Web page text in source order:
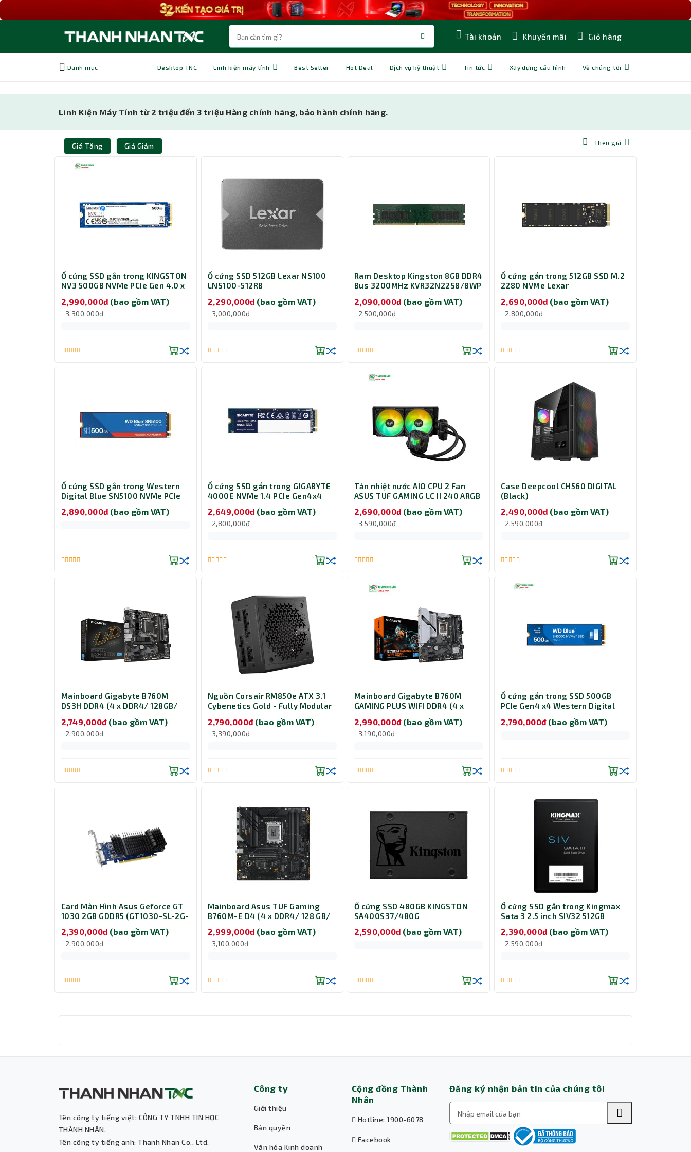
Tài khoản Khuyến mãi Giỏ hàng
Danh mục Desktop TNC Linh kiện máy tính Best Seller Hot Deal Dịch vụ kỹ thuật Tin tức Xây dựng cấu hình Về chúng tôi
Linh Kiện Máy Tính từ 2 triệu đến 3 triệu Hàng chính hãng, bảo hành chính hãng.
Giá Tăng Giá Giảm Theo giá
Ổ cứng SSD gắn trong KINGSTON
NV3 500GB NVMe PCIe Gen 4.0 x
2,990,000đ (bao gồm VAT)
3,300,000đ
Ổ cứng SSD 512GB Lexar NS100
LNS100-512RB
2,290,000đ (bao gồm VAT)
3,000,000đ
Ram Desktop Kingston 8GB DDR4
Bus 3200MHz KVR32N22S8/8WP
2,090,000đ (bao gồm VAT)
2,500,000đ
Ổ cứng gắn trong 512GB SSD M.2
2280 NVMe Lexar
2,690,000đ (bao gồm VAT)
2,800,000đ
Ổ cứng SSD gắn trong Western
Digital Blue SN5100 NVMe PCIe
Gen4 500GB WDS500G5B0E
2,890,000đ (bao gồm VAT)
Ổ cứng SSD gắn trong GIGABYTE
4000E NVMe 1.4 PCIe Gen4x4
2,649,000đ (bao gồm VAT)
2,800,000đ
Tản nhiệt nước AIO CPU 2 Fan
ASUS TUF GAMING LC II 240 ARGB
2,690,000đ (bao gồm VAT)
3,590,000đ
Case Deepcool CH560 DIGITAL
(Black)
2,490,000đ (bao gồm VAT)
2,590,000đ
Mainboard Gigabyte B760M
DS3H DDR4 (4 x DDR4/ 128GB/
2,749,000đ (bao gồm VAT)
2,900,000đ
Nguồn Corsair RM850e ATX 3.1
Cybenetics Gold - Fully Modular
2,790,000đ (bao gồm VAT)
3,390,000đ
Mainboard Gigabyte B760M
GAMING PLUS WIFI DDR4 (4 x
ATX)
2,990,000đ (bao gồm VAT)
3,190,000đ
Ổ cứng gắn trong SSD 500GB
PCIe Gen4 x4 Western Digital
2,790,000đ (bao gồm VAT)
Card Màn Hình Asus Geforce GT
1030 2GB GDDR5 (GT1030-SL-2G-
2,390,000đ (bao gồm VAT)
2,900,000đ
Mainboard Asus TUF Gaming
B760M-E D4 (4 x DDR4/ 128 GB/
LGA 1700/ Micro ATX)
2,999,000đ (bao gồm VAT)
3,100,000đ
Ổ cứng SSD 480GB KINGSTON
SA400S37/480G
2,590,000đ (bao gồm VAT)
Ổ cứng SSD gắn trong Kingmax
Sata 3 2.5 inch SIV32 512GB
2,390,000đ (bao gồm VAT)
2,590,000đ
Tên công ty tiếng việt: CÔNG TY TNHH TIN HỌC
THÀNH NHÂN.
Tên công ty tiếng anh: Thanh Nhan Co., Ltd.
Công ty
Giới thiệu
Bản quyền
Văn hóa Kinh doanh
Cộng đồng Thành
Nhân
Hotline: 1900-6078
Facebook
Đăng ký nhận bản tin của chúng tôi